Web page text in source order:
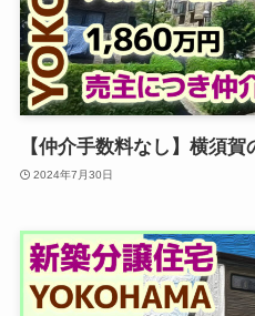
【仲介手数料なし】横須
2024年7月30日